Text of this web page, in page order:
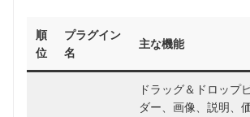
順
位
プラグイン
名
主な機能
ドラッグ＆ドロップ
ダー、画像、説明、